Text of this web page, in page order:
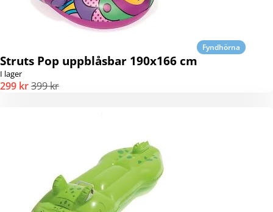
Fyndhörna
Struts Pop uppblåsbar 190x166 cm
I lager
299 kr399 kr